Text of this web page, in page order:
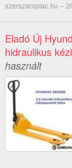
szerszampiac.hu –
Eladó Új
hidraulikus
használt